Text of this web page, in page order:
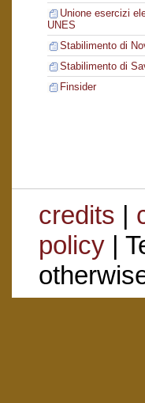
Unione esercizi
UNES
Stabilimento di
Stabilimento di
Finsider
credits |
policy|